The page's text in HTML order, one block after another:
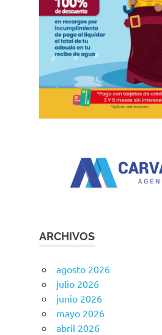
ARCHIVOS
agosto 2026
julio 2026
junio 2026
mayo 2026
abril 2026